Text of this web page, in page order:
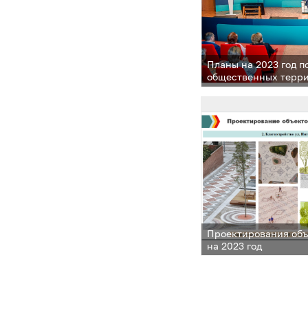
Планы на 2023 год
общественных
округа озвучил
Григорьев во время
отчета
Проектирования
на 2023 год